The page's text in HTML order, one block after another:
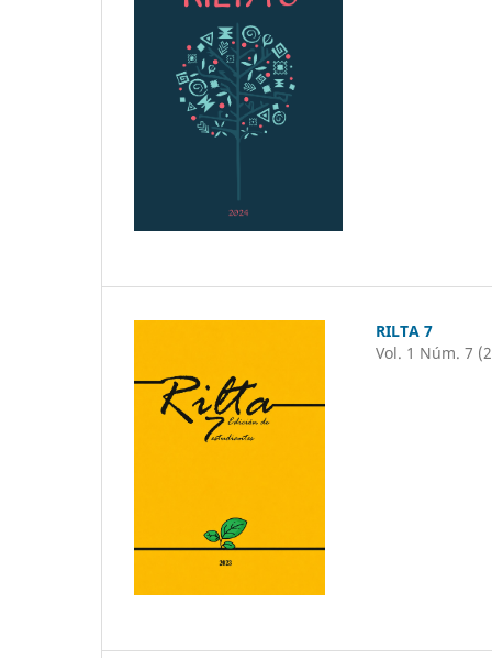
RILTA 7
Vol. 1 Núm. 7